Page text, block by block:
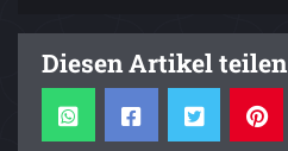
Diesen Artikel teilen